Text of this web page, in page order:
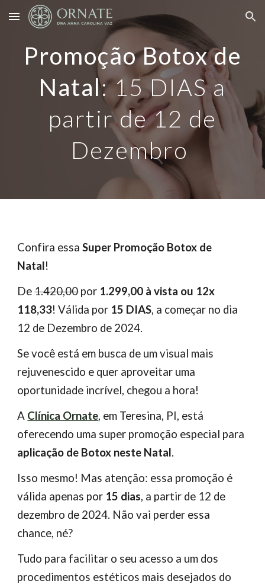
Skip to main content Skip to navigation
Promoção Botox de
Natal:15 DIAS a
partir de 12 de
Dezembro
Confira essaSuper Promoção Botox de
Natal!
De1.420,00por 1.299,00 à vista ou 12x
118,33! Válida por 15 DIAS, a começar no dia
12 de Dezembro de 2024.
Se você está em busca de um visual mais
rejuvenescido e quer aproveitar uma
oportunidade incrível, chegou a hora!
A Clínica Ornate, em Teresina, PI, está
oferecendo uma super promoção especial para
aplicação de Botox neste Natal.
Isso mesmo! Mas atenção: essa promoção é
válida apenas por 15 dias, a partir de 12 de
dezembro de 2024. Não vai perder essa
chance, né?
Tudo para facilitar o seu acesso a um dos
procedimentos estéticos mais desejados do